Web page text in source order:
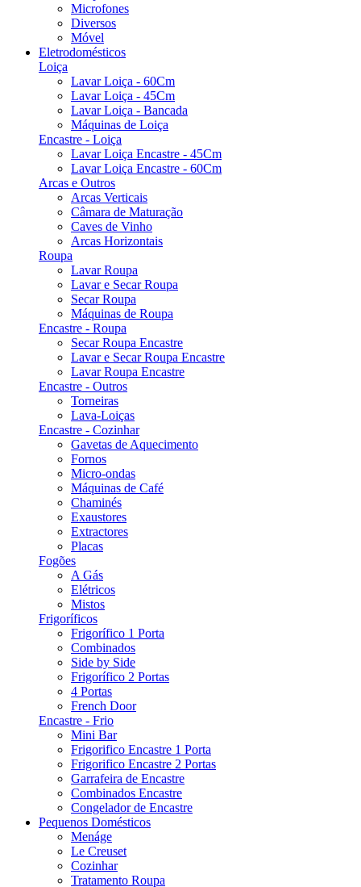
Microfones
Diversos
Móvel
Eletrodomésticos
Loiça
Lavar Loiça - 60Cm
Lavar Loiça - 45Cm
Lavar Loiça - Bancada
Máquinas de Loiça
Encastre - Loiça
Lavar Loiça Encastre - 45Cm
Lavar Loiça Encastre - 60Cm
Arcas e Outros
Arcas Verticais
Câmara de Maturação
Caves de Vinho
Arcas Horizontais
Roupa
Lavar Roupa
Lavar e Secar Roupa
Secar Roupa
Máquinas de Roupa
Encastre - Roupa
Secar Roupa Encastre
Lavar e Secar Roupa Encastre
Lavar Roupa Encastre
Encastre - Outros
Torneiras
Lava-Loiças
Encastre - Cozinhar
Gavetas de Aquecimento
Fornos
Micro-ondas
Máquinas de Café
Chaminés
Exaustores
Extractores
Placas
Fogões
A Gás
Elétricos
Mistos
Frigoríficos
Frigorífico 1 Porta
Combinados
Side by Side
Frigorífico 2 Portas
4 Portas
French Door
Encastre - Frio
Mini Bar
Frigorifico Encastre 1 Porta
Frigorifico Encastre 2 Portas
Garrafeira de Encastre
Combinados Encastre
Congelador de Encastre
Pequenos Domésticos
Menáge
Le Creuset
Cozinhar
Tratamento Roupa